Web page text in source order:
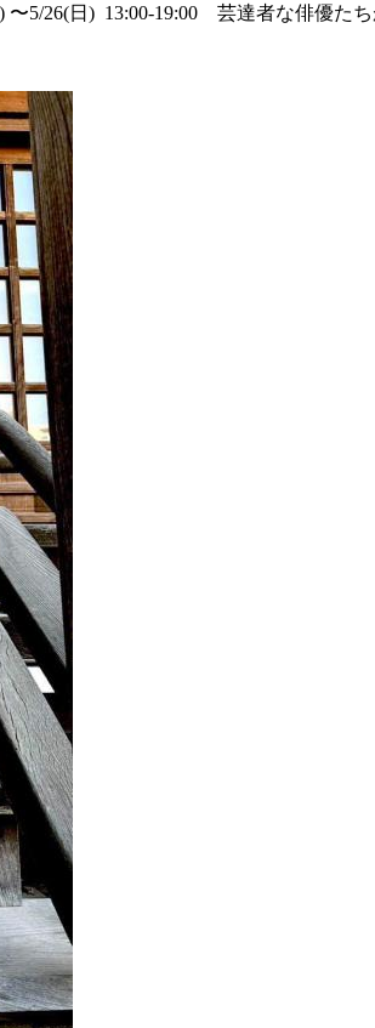
5/26(日) 13:00-19:00 芸達者な俳優た